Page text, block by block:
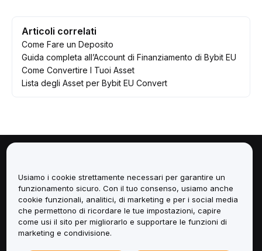
Articoli correlati
Come Fare un Deposito
Guida completa all’Account di Finanziamento di Bybit EU
Come Convertire I Tuoi Asset
Lista degli Asset per Bybit EU Convert
Servizi
Assistenza
Prodotti
Usiamo i cookie strettamente necessari per garantire un
funzionamento sicuro. Con il tuo consenso, usiamo anche
cookie funzionali, analitici, di marketing e per i social media
che permettono di ricordare le tue impostazioni, capire
come usi il sito per migliorarlo e supportare le funzioni di
marketing e condivisione.